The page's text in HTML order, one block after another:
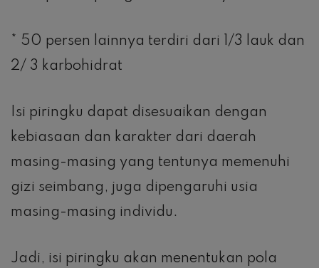
* 50 persen lainnya terdiri dari 1/3 lauk dan
2/ 3 karbohidrat
Isi piringku dapat disesuaikan dengan
kebiasaan dan karakter dari daerah
masing-masing yang tentunya memenuhi
gizi seimbang, juga dipengaruhi usia
masing-masing individu.
Jadi, isi piringku akan menentukan pola